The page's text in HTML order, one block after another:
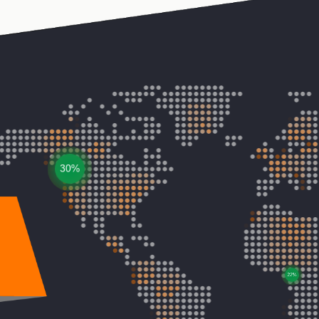
30%
22%